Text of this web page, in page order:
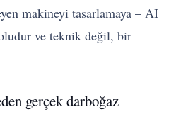
makineyi tasarlamaya – AI
ve teknik değil, bir
gerçek darboğaz